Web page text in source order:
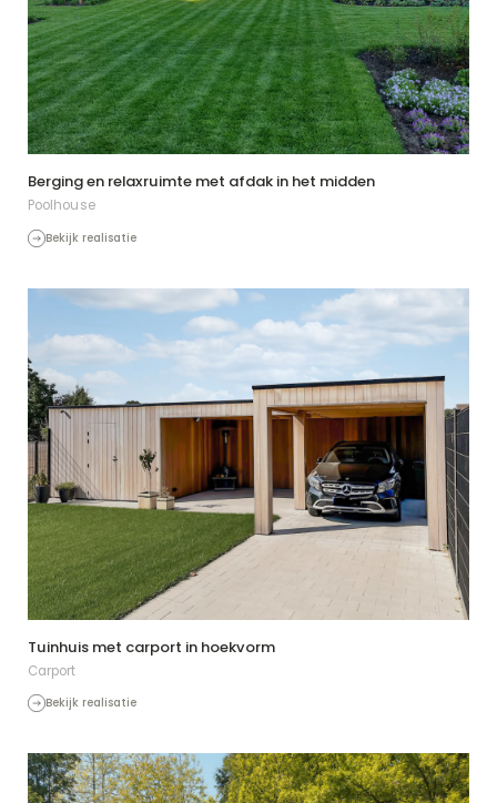
Berging en relaxruimte met afdak in het midden
Poolhouse
Bekijk realisatie
Tuinhuis met carport in hoekvorm
Carport
Bekijk realisatie